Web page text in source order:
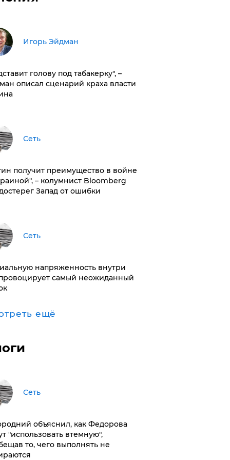
Игорь Эйдман
голову под табакерку", –
описал сценарий краха власти
Сеть
получит преимущество в войне
– колумнист Bloomberg
Запад от ошибки
Сеть
напряженность внутри
самый неожиданный
ещё
Сеть
объяснил, как Федорова
"использовать втемную",
то, чего выполнять не